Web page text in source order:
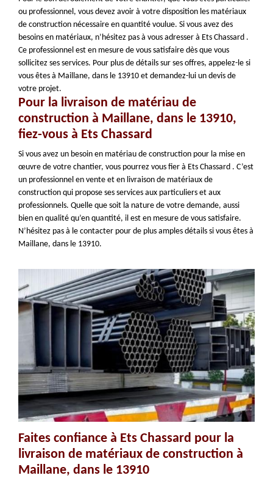
ou professionnel, vous devez avoir à votre disposition les matériaux
de construction nécessaire en quantité voulue. Si vous avez des
besoins en matériaux, n’hésitez pas à vous adresser à Ets Chassard .
Ce professionnel est en mesure de vous satisfaire dès que vous
sollicitez ses services. Pour plus de détails sur ses offres, appelez-le si
vous êtes à Maillane, dans le 13910 et demandez-lui un devis de
votre projet.
Pour la livraison de matériau de
construction à Maillane, dans le 13910,
fiez-vous à Ets Chassard
Si vous avez un besoin en matériau de construction pour la mise en
œuvre de votre chantier, vous pourrez vous fier à Ets Chassard . C’est
un professionnel en vente et en livraison de matériaux de
construction qui propose ses services aux particuliers et aux
professionnels. Quelle que soit la nature de votre demande, aussi
bien en qualité qu’en quantité, il est en mesure de vous satisfaire.
N’hésitez pas à le contacter pour de plus amples détails si vous êtes à
Maillane, dans le 13910.
Faites confiance à Ets Chassard pour la
livraison de matériaux de construction à
Maillane, dans le 13910